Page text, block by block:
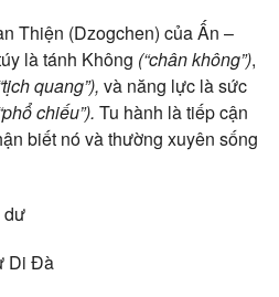
Thiện (Dzogchen) của Ấn –
là tánh Không (“chân không”),
quang”), và năng lực là sức
chiếu”). Tu hành là tiếp cận
biết nó và thường xuyên sống
dư
Di Đà